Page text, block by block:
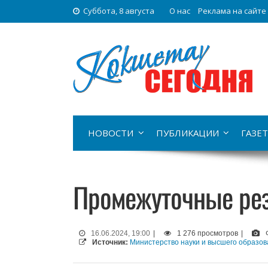
Суббота, 8 августа О нас Реклама на сайте
НОВОСТИ ПУБЛИКАЦИИ
Промежуточные
16.06.2024, 19:00 | 1 276 просмотров |
Источник: Министерство науки и высшего